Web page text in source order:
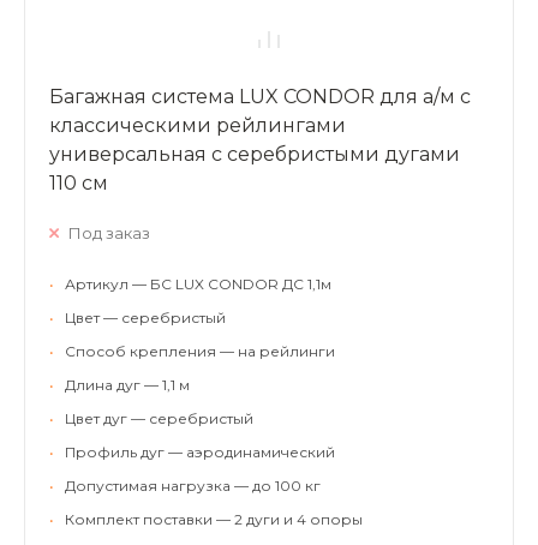
Багажная система LUX CONDOR для а/м с
классическими рейлингами
универсальная с серебристыми дугами
110 см
Под заказ
•
Артикул — БС LUX CONDOR ДС 1,1м
•
Цвет — серебристый
•
Способ крепления — на рейлинги
•
Длина дуг — 1,1 м
•
Цвет дуг — серебристый
•
Профиль дуг — аэродинамический
•
Допустимая нагрузка — до 100 кг
•
Комплект поставки — 2 дуги и 4 опоры